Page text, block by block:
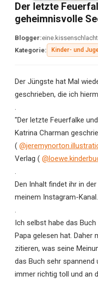
Der letzte
geheimnisvolle
Blogger:eine.kissenschlacht
Kategorie:
Kinder- und
Der Jüngste hat Mal
geschrieben, die ich
.
"Der letzte Feuerfalke
Katrina Charman
(
Verlag (
.
Den Inhalt findet ihr in
meinem Instagram-Kanal.
.
Ich selbst habe das
Papa gelesen hat. Daher
zitieren, was seine
das Buch sehr spannend
immer richtig toll und an